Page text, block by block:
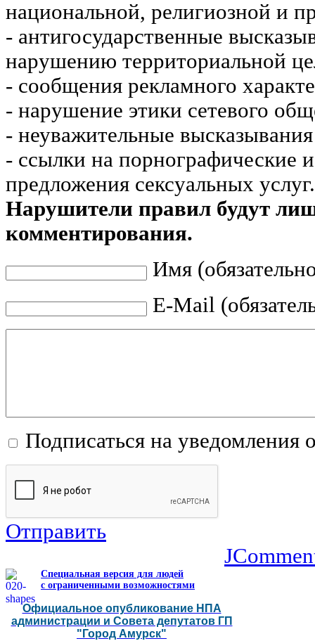
национальной, религиозной и
- антигосударственные
нарушению территориальной
- сообщения рекламного
- нарушение этики сетевого
- неуважительные
- ссылки на порнографические
предложения сексуальных услуг.
Нарушители правил будут
комментирования.
Имя
E-Mail
Подписаться на уведомления
Отправить
Специальная версия для людей
с ограниченными возможностями
Официальное опубликование НПА
администрации и Совета депутатов ГП
"Город Амурск"